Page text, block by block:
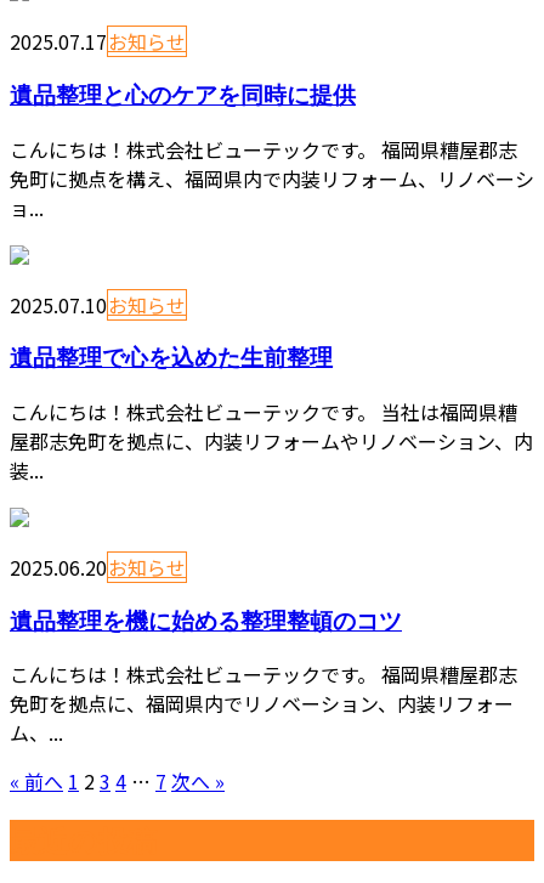
2025.07.17お知らせ
遺品整理と心のケアを同時に提供
こんにちは！株式会社ビューテックです。 福岡県糟屋郡志
免町に拠点を構え、福岡県内で内装リフォーム、リノベーシ
ョ...
2025.07.10お知らせ
遺品整理で心を込めた生前整理
こんにちは！株式会社ビューテックです。 当社は福岡県糟
屋郡志免町を拠点に、内装リフォームやリノベーション、内
装...
2025.06.20お知らせ
遺品整理を機に始める整理整頓のコツ
こんにちは！株式会社ビューテックです。 福岡県糟屋郡志
免町を拠点に、福岡県内でリノベーション、内装リフォー
ム、...
« 前へ 1 23 4 … 7 次へ »